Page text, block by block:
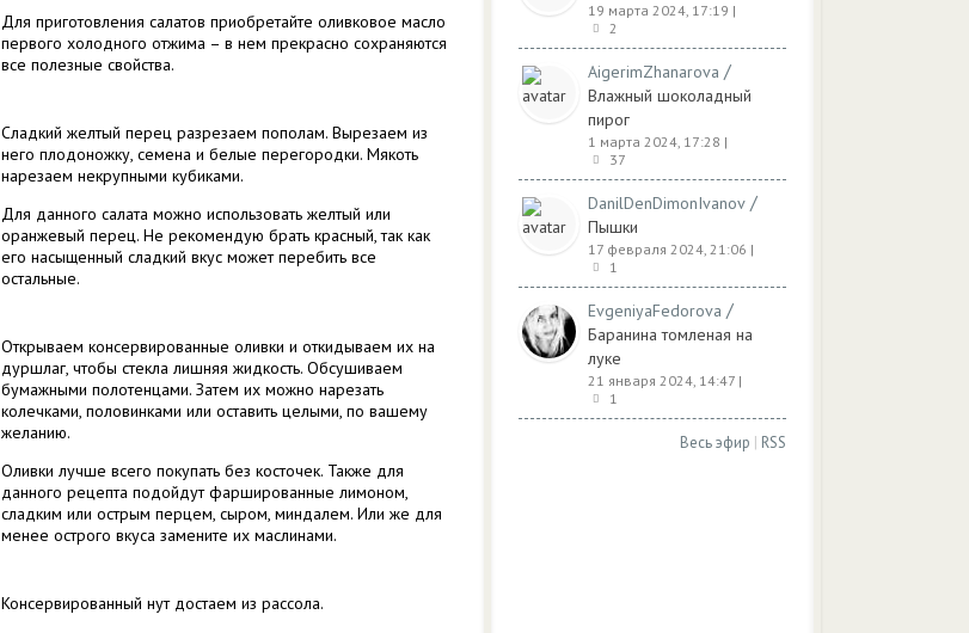
Для приготовления салатов приобретайте оливковое масло
первого холодного отжима – в нем прекрасно сохраняются
все полезные свойства.
Сладкий желтый перец разрезаем пополам. Вырезаем из
него плодоножку, семена и белые перегородки. Мякоть
нарезаем некрупными кубиками.
Для данного салата можно использовать желтый или
оранжевый перец. Не рекомендую брать красный, так как
его насыщенный сладкий вкус может перебить все
остальные.
Открываем консервированные оливки и откидываем их на
дуршлаг, чтобы стекла лишняя жидкость. Обсушиваем
бумажными полотенцами. Затем их можно нарезать
колечками, половинками или оставить целыми, по вашему
желанию.
Оливки лучше всего покупать без косточек. Также для
данного рецепта подойдут фаршированные лимоном,
сладким или острым перцем, сыром, миндалем. Или же для
менее острого вкуса замените их маслинами.
Консервированный нут достаем из рассола.
19 марта 2024, 17:19 |
2
AigerimZhanarova /
Влажный шоколадный
пирог
1 марта 2024, 17:28 |
37
DanilDenDimonIvanov /
Пышки
17 февраля 2024, 21:06 |
1
EvgeniyaFedorova /
Баранина томленая на
луке
21 января 2024, 14:47 |
1
Весь эфир | RSS